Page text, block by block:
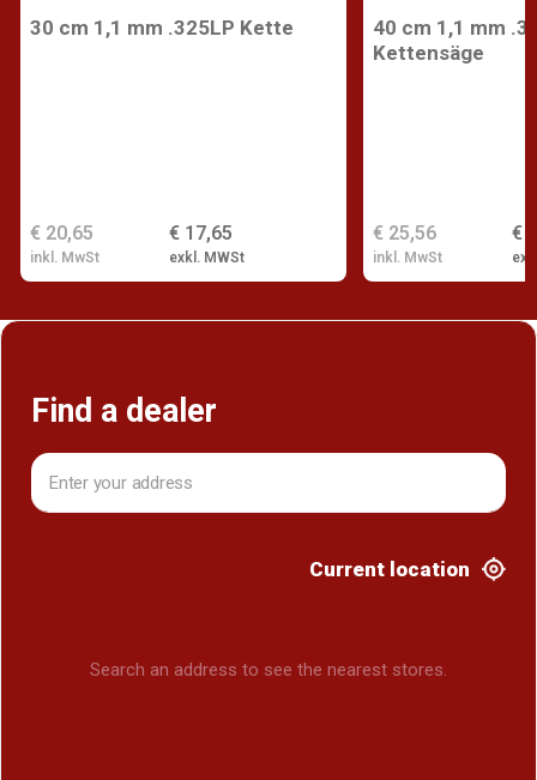
30 cm 1,1 mm .325LP Kette
€ 17,65
exkl. MWSt
€ 20,65
inkl. MwSt
40 cm 1,1 mm
Kettensäge
€
€ 25,56
inkl. MwSt
Find a dealer
Current location
Search an address to see the nearest stores.